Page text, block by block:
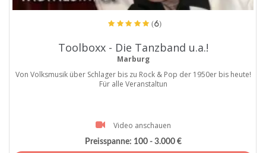
(6)
Toolboxx - Die Tanzband u.a.!
Marburg
Von Volksmusik über Schlager bis zu Rock & Pop der 1950er bis heute!
Für alle Veranstaltun
Video anschauen
Preisspanne: 100 - 3.000 €